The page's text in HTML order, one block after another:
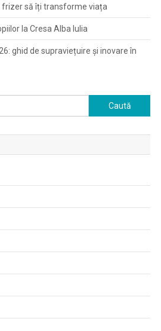
frizer să îți transforme viața
la Cresa Alba Iulia
ghid de supraviețuire și inovare în
Caută
după: